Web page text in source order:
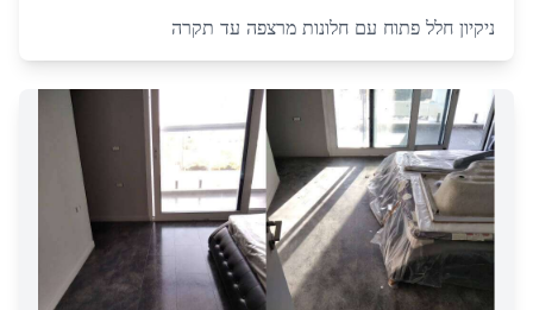
ניקיון חלל פתוח עם חלונות מרצפה עד תקרה